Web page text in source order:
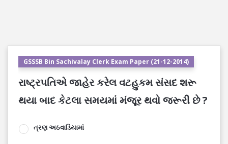
GSSSB Bin Sachivalay Clerk Exam Paper (21-12-2014)
રાષ્ટ્રપતિએ જાહેર કરેલ વટહુકમ સંસદ શરૂ
થયા બાદ કેટલા સમયમાં મંજૂર થવો જરૂરી છે ?
ત્રણ અઠવાડિયામાં